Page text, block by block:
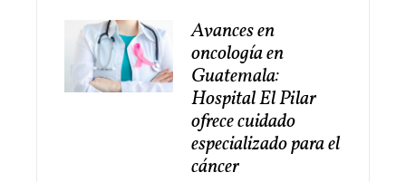
Avances en
oncología en
Guatemala:
Hospital El Pilar
ofrece cuidado
especializado para el
cáncer